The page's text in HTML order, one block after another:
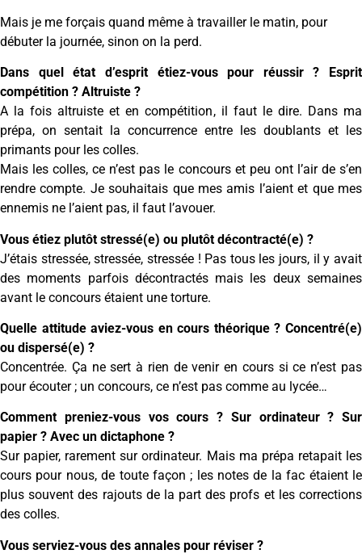
Mais je me forçais quand même à travailler le matin, pour
débuter la journée, sinon on la perd.
Dans quel état d’esprit étiez-vous pour réussir ? Esprit
compétition ? Altruiste ?
A la fois altruiste et en compétition, il faut le dire. Dans ma
prépa, on sentait la concurrence entre les doublants et les
primants pour les colles.
Mais les colles, ce n’est pas le concours et peu ont l’air de s’en
rendre compte. Je souhaitais que mes amis l’aient et que mes
ennemis ne l’aient pas, il faut l’avouer.
Vous étiez plutôt stressé(e) ou plutôt décontracté(e) ?
J’étais stressée, stressée, stressée ! Pas tous les jours, il y avait
des moments parfois décontractés mais les deux semaines
avant le concours étaient une torture.
Quelle attitude aviez-vous en cours théorique ? Concentré(e)
ou dispersé(e) ?
Concentrée. Ça ne sert à rien de venir en cours si ce n’est pas
pour écouter ; un concours, ce n’est pas comme au lycée…
Comment preniez-vous vos cours ? Sur ordinateur ? Sur
papier ? Avec un dictaphone ?
Sur papier, rarement sur ordinateur. Mais ma prépa retapait les
cours pour nous, de toute façon ; les notes de la fac étaient le
plus souvent des rajouts de la part des profs et les corrections
des colles.
Vous serviez-vous des annales pour réviser ?